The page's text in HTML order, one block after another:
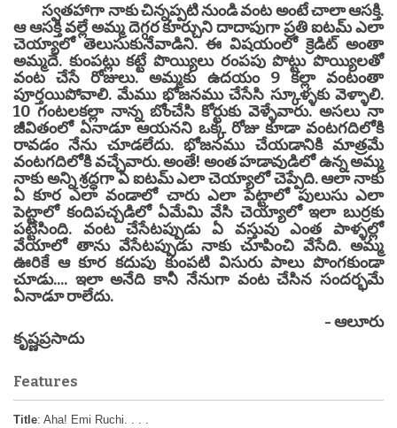
స్వతహాగా నాకు చిన్నప్పటి నుండి వంట అంటే చాలా ఆసక్తి.
ఆ ఆసక్తి వల్లే అమ్మ దెగ్గర కూర్చుని దాదాపుగా ప్రతి ఐటమ్ ఎలా
చెయ్యాలో తెలుసుకునేవాడిని. ఈ విషయంలో క్రెడిట్ అంతా
అమ్మదే. కుంపట్లు కట్టే పొయ్యిలు రంపపు పొట్టు పొయ్యిలతో
వంట చేసే రోజులు. అమ్మకు ఉదయం 9 కల్లా వంటంతా
పూర్తయిపోవాలి. మేము భోజనము చేసేసి స్కూళ్ళకు వెళ్ళాలి.
10 గంటలకల్లా నాన్న బోంచేసి కోర్టుకు వెళ్ళేవారు. అసలు నా
జీవితంలో ఏనాడూ ఆయనని ఒక్క రోజు కూడా వంటగదిలోకి
రావడం నేను చూడలేదు. భోజనము చేయడానికి మాత్రమే
వంటగదిలోకి వచ్చేవారు. అంతే! అంత హడావుడిలో ఉన్న అమ్మ
నాకు అన్ని శ్రద్ధగా ఏ ఐటమ్ ఎలా చెయ్యాలో చెప్పేది. ఆలా నాకు
ఏ కూర ఎలా వండాలో చారు ఎలా పెట్టాలో పులుసు ఎలా
పెట్టాలో కందిపచ్చడిలో ఏమేమి వేసి చెయ్యాలో ఇలా బుర్రకు
పట్టేసింది. వంట చేసేటప్పుడు ఏ వస్తువు ఎంత పాళ్ళల్లో
వేయాలో తాను వేసేటప్పుడు నాకు చూపించి వేసేది. అమ్మ
ఊరికే ఆ కూర కదుపు కుంపటి విసురు పాలు పొంగకుండా
చూడు.... ఇలా అనేది కానీ నేనుగా వంట చేసిన సందర్భమే
ఏనాడూ రాలేదు.
- ఆలూరు
కృష్ణప్రసాదు
Features
Title: Aha! Emi Ruchi. . . .